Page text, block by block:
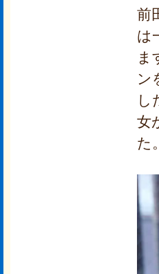
前
は
ま
ン
し
女
た。